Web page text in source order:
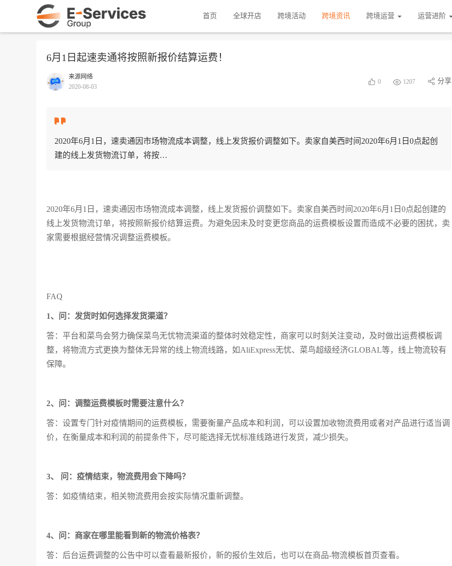
首页 全球开店 跨境活动 跨境资讯 跨境运营 运营进阶
6月1日起速卖通将按照新报价结算运费！
来源网络
2020-08-03
0 1207 分享
2020年6月1日，速卖通因市场物流成本调整，线上发货报价调整如下。卖家自美西时间2020年6月1日0点起创
建的线上发货物流订单，将按…
2020年6月1日，速卖通因市场物流成本调整，线上发货报价调整如下。卖家自美西时间2020年6月1日0点起创建的
线上发货物流订单，将按照新报价结算运费。为避免因未及时变更您商品的运费模板设置而造成不必要的困扰，卖
家需要根据经营情况调整运费模板。
FAQ
1、问：发货时如何选择发货渠道？
答：平台和菜鸟会努力确保菜鸟无忧物流渠道的整体时效稳定性，商家可以时刻关注变动，及时做出运费模板调
整，将物流方式更换为整体无异常的线上物流线路，如AliExpress无忧、菜鸟超级经济GLOBAL等，线上物流较有
保障。
2、问：调整运费模板时需要注意什么？
答：设置专门针对疫情期间的运费模板，需要衡量产品成本和利润，可以设置加收物流费用或者对产品进行适当调
价，在衡量成本和利润的前提条件下，尽可能选择无忧标准线路进行发货，减少损失。
3、 问：疫情结束，物流费用会下降吗？
答：如疫情结束，相关物流费用会按实际情况重新调整。
4、问：商家在哪里能看到新的物流价格表？
答：后台运费调整的公告中可以查看最新报价，新的报价生效后，也可以在商品-物流模板首页查看。